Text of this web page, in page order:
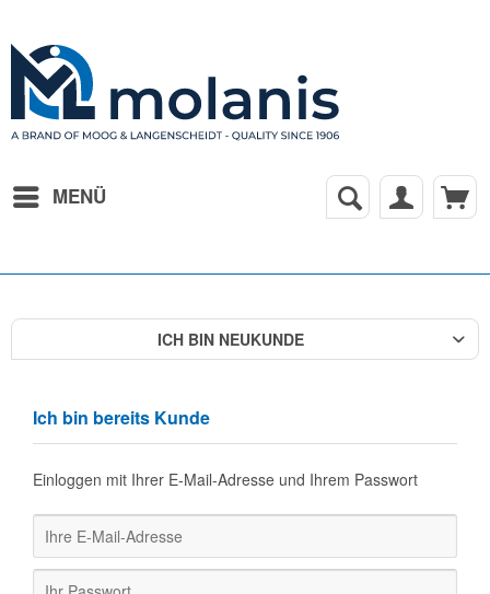
MENÜ
ICH BIN NEUKUNDE
Ich bin bereits Kunde
Einloggen mit Ihrer E-Mail-Adresse und Ihrem Passwort